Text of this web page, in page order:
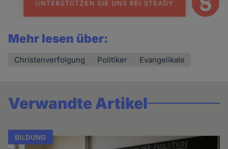
Mehr lesen über:
Christenverfolgung Politiker Evangelikale
Verwandte Artikel
BILDUNG